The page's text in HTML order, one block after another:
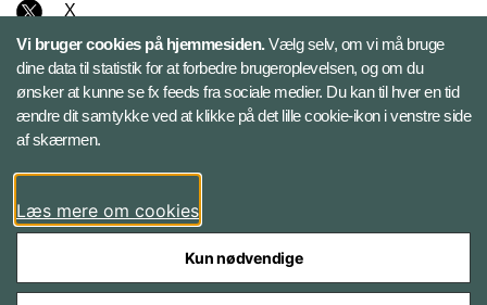
X
Instagram
Bluesky
LinkedIn
Vi bruger cookies på hjemmesiden.Vælg selv, om vi må bruge
dine data til statistik for at forbedre brugeroplevelsen, og om du
ønsker at kunne se fx feeds fra sociale medier. Du kan til hver en tid
ændre dit samtykke ved at klikke på det lille cookie-ikon i venstre side
af skærmen.
Læs mere om cookies
Kun nødvendige